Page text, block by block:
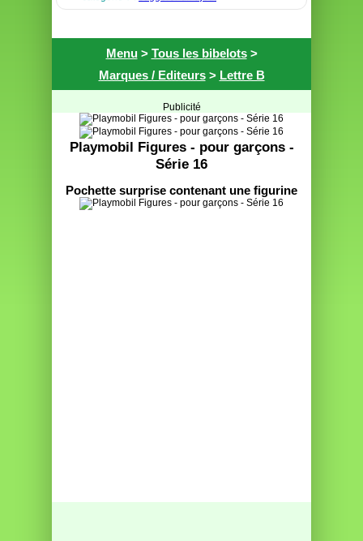
Menu> Tous les bibelots>
Marques / Editeurs> Lettre B
Publicité
Playmobil Figures - pour garçons -
Série 16
Pochette surprise contenant une figurine